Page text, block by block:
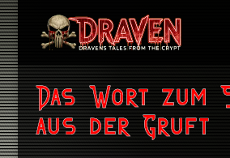
Das Wort zum
aus der Gruft